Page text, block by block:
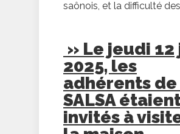
saônois, et la difficulté
» Le jeudi 12
2025, les
adhérents
SALSA
invités à